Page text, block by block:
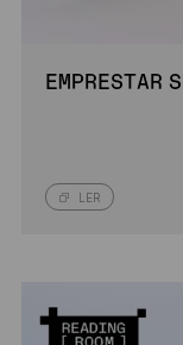
EMPRESTAR
LER